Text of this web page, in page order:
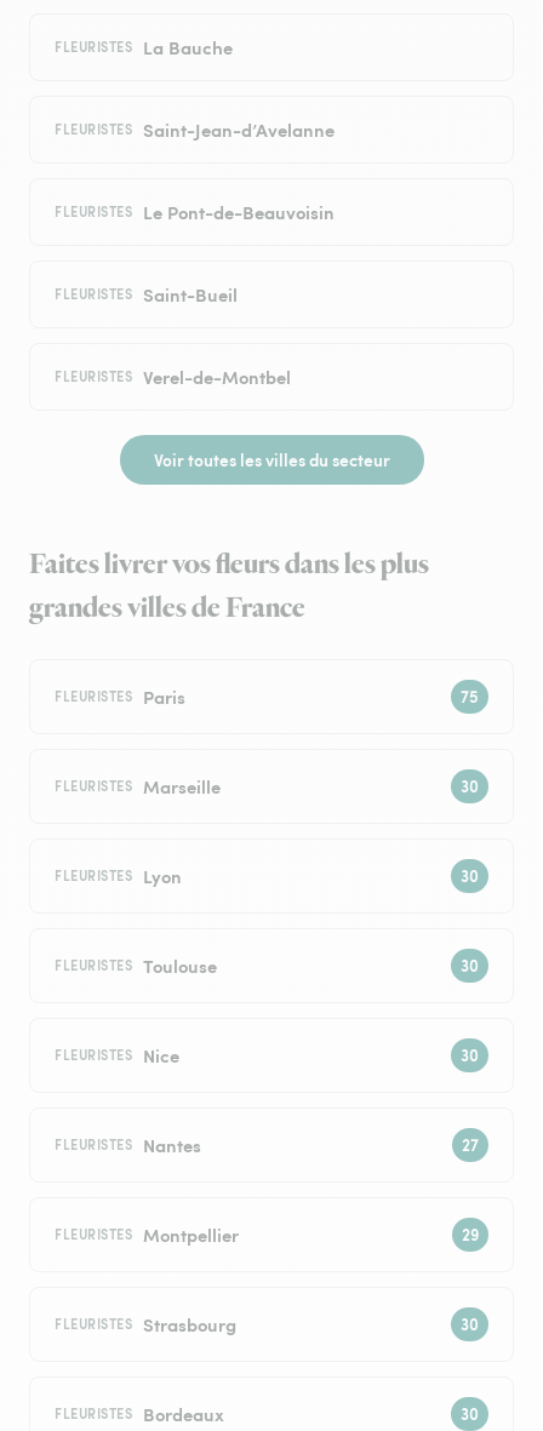
FLEURISTES La Bauche
FLEURISTES Saint-Jean-d’Avelanne
FLEURISTES Le Pont-de-Beauvoisin
FLEURISTES Saint-Bueil
FLEURISTES Verel-de-Montbel
Voir toutes les villes du secteur
Faites livrer vos fleurs dans les plus
grandes villes de France
FLEURISTES Paris
FLEURISTES Marseille
FLEURISTES Lyon
FLEURISTES Toulouse
FLEURISTES Nice
FLEURISTES Nantes
FLEURISTES Montpellier
FLEURISTES Strasbourg
FLEURISTES Bordeaux